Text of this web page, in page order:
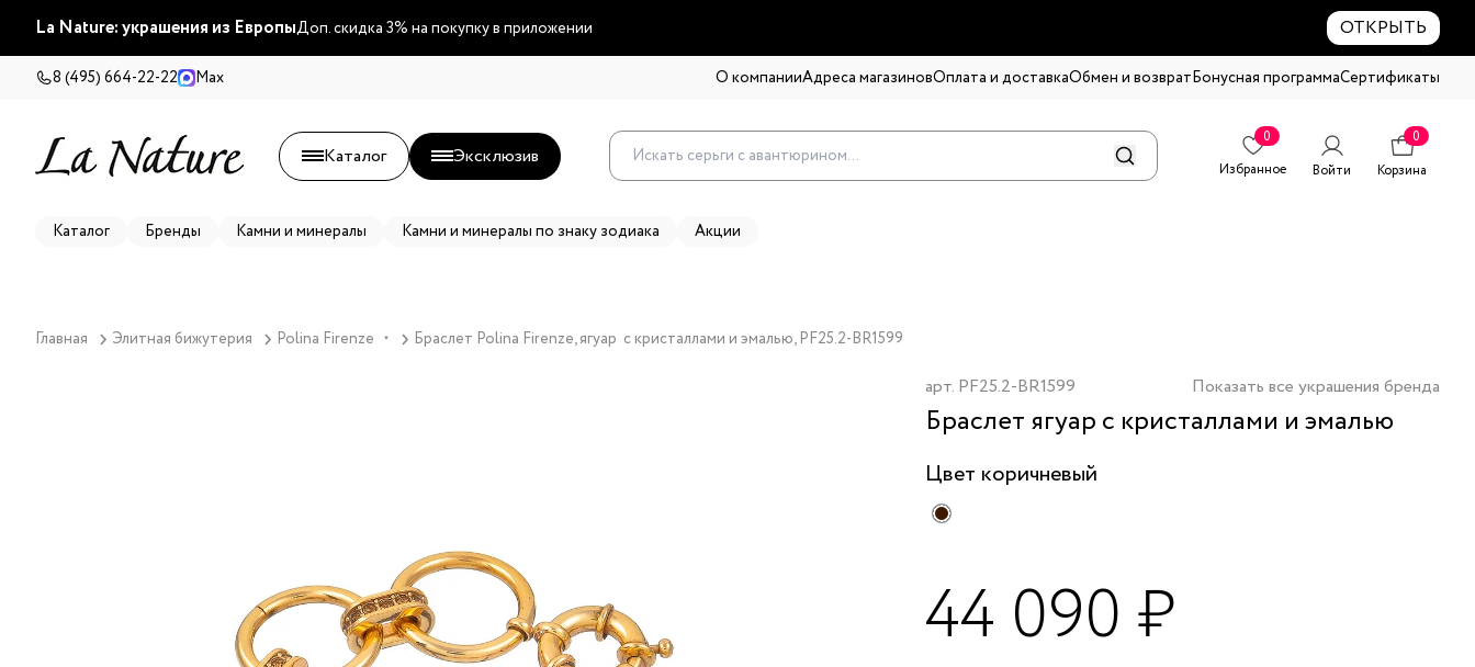
La Nature: украшения из ЕвропыДоп. скидка 3% на покупку в приложении ОТКРЫТЬ
8 (495) 664-22-22 Max О компанииАдреса магазиновОплата и доставкаОбмен и возвратБонусная программаСертификаты
Каталог Эксклюзив
0
Избранное
Войти
0
Корзина
Каталог Бренды Камни и минералы Камни и минералы по знаку зодиака Акции
Главная Элитная бижутерия Polina Firenze ▼ Браслет Polina Firenze, ягуар  с кристаллами и эмалью, PF25.2-BR1599
арт. PF25.2-BR1599 Показать все украшения бренда
Браслет ягуар с кристаллами и эмалью
Цвет коричневый
44 090 ₽